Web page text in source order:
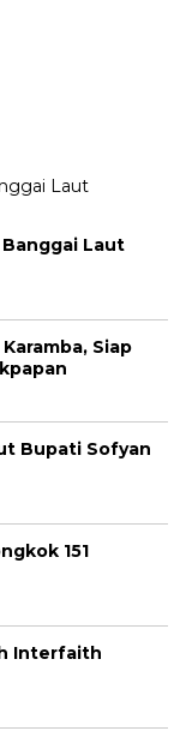
Laut
Siap
Bupati Sofyan
151
Interfaith